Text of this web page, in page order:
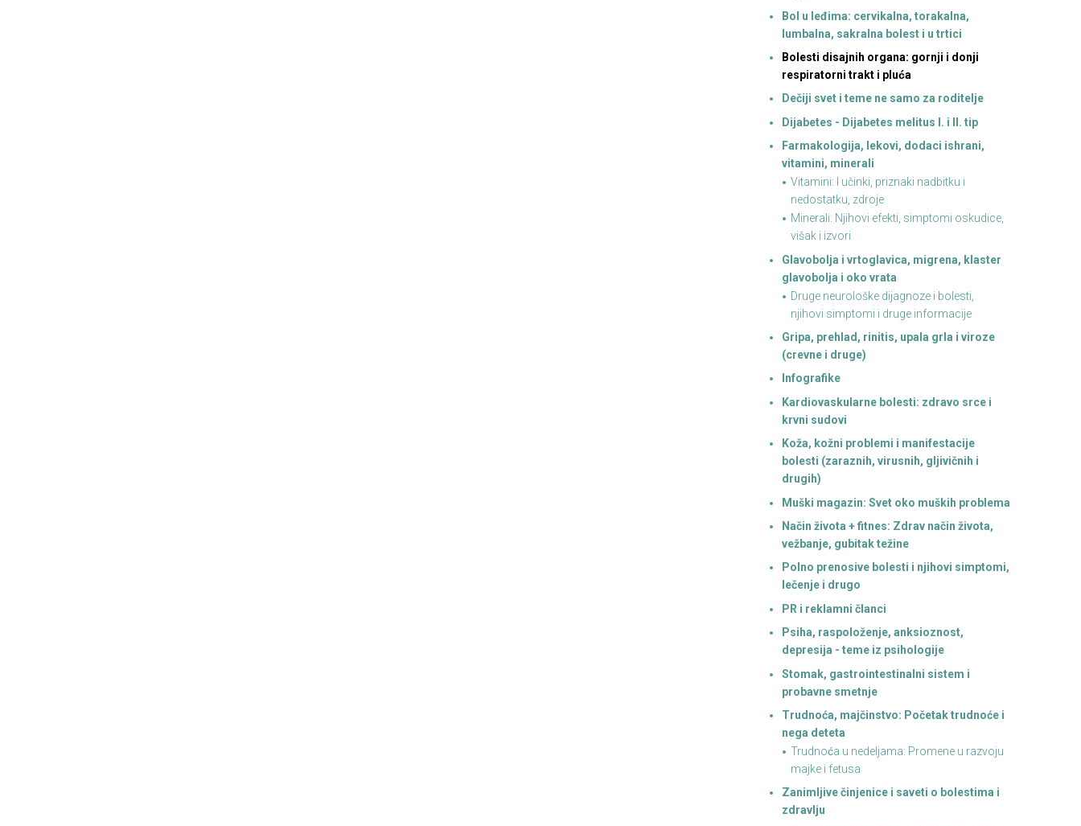
Bol u leđima: cervikalna, torakalna,
lumbalna, sakralna bolest i u trtici
Bolesti disajnih organa: gornji i donji
respiratorni trakt i pluća
Dečiji svet i teme ne samo za roditelje
Dijabetes - Dijabetes melitus I. i II. tip
Farmakologija, lekovi, dodaci ishrani,
vitamini, minerali
Vitamini: I učinki, priznaki nadbitku i
nedostatku, zdroje
Minerali: Njihovi efekti, simptomi oskudice,
višak i izvori
Glavobolja i vrtoglavica, migrena, klaster
glavobolja i oko vrata
Druge neurološke dijagnoze i bolesti,
njihovi simptomi i druge informacije
Gripa, prehlad, rinitis, upala grla i viroze
(crevne i druge)
Infografike
Kardiovaskularne bolesti: zdravo srce i
krvni sudovi
Koža, kožni problemi i manifestacije
bolesti (zaraznih, virusnih, gljivičnih i
drugih)
Muški magazin: Svet oko muških problema
Način života + fitnes: Zdrav način života,
vežbanje, gubitak težine
Polno prenosive bolesti i njihovi simptomi,
lečenje i drugo
PR i reklamni članci
Psiha, raspoloženje, anksioznost,
depresija - teme iz psihologije
Stomak, gastrointestinalni sistem i
probavne smetnje
Trudnoća, majčinstvo: Početak trudnoće i
nega deteta
Trudnoća u nedeljama: Promene u razvoju
majke i fetusa
Zanimljive činjenice i saveti o bolestima i
zdravlju